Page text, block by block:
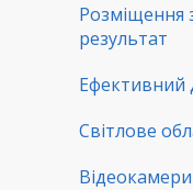
Розміщення
результат
Ефективний
Світлове